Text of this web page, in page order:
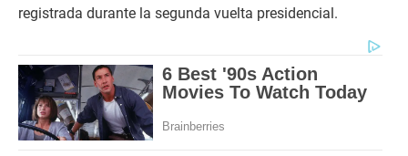
registrada durante la segunda vuelta presidencial.